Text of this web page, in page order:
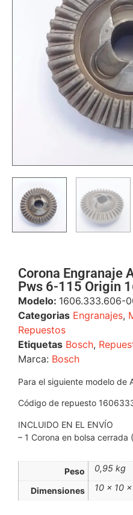
Corona Engranaje
Pws 6-115 Origin
Modelo: 1606.333.606-
Categorias Engranajes,
Repuestos
Etiquetas Bosch,
Marca: Bosch
Para el siguiente modelo de
Código de repuesto
INCLUIDO EN EL ENVÍO
– 1 Corona en bolsa cerrada
Peso 0,95 kg
Dimensiones 10 × 10